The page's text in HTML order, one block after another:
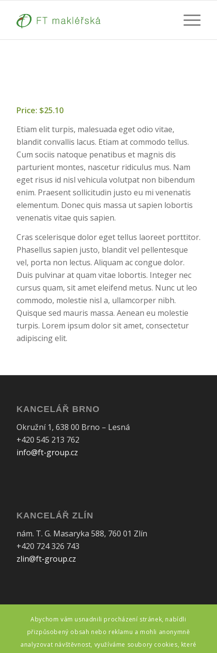
Price: $25.10
Etiam elit turpis, malesuada eget odio vitae,
blandit convallis lacus. Etiam at commodo tellus.
Cum sociis natoque penatibus et magnis dis
parturient montes, nascetur ridiculus mus. Nam
eget risus id nisl vehicula volutpat non bibendum
enim. Praesent sollicitudin justo eu mi venenatis
elementum. Donec quis massa ut sapien lobortis
venenatis vitae quis sapien.
Cras scelerisque dolor eget tellus laoreet porttitor.
Phasellus sapien justo, blandit vel pellentesque
vel, porta non lectus. Aliquam ac congue dolor.
Duis pulvinar at quam vitae lobortis. Integer nec
cursus quam, sit amet eleifend metus. Nunc ut leo
commodo, molestie nisl a, ullamcorper nibh.
Quisque sed mauris massa. Aenean eu molestie
turpis. Lorem ipsum dolor sit amet, consectetur
adipiscing elit.
KANCELÁŘ BRNO
Okružní 1, 638 00 Brno – Lesná
+420 545 213 762
info@ft-group.cz
KANCELÁŘ ZLÍN
nám. T. G. Masaryka 588, 760 01 Zlín
+420 724 326 743
zlin@ft-group.cz
FAKTURAČNÍ ÚDAJE
FT makléřská, s.r.o.
Abychom vám usnadnili procházení stránek, nabídli
přizpůsobený obsah nebo reklamu a mohli anonymně
analyzovat návštěvnost, využíváme soubory cookies, které